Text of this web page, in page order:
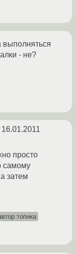
выполняться
- не?
16.01.2011
просто
самому
затем
топика